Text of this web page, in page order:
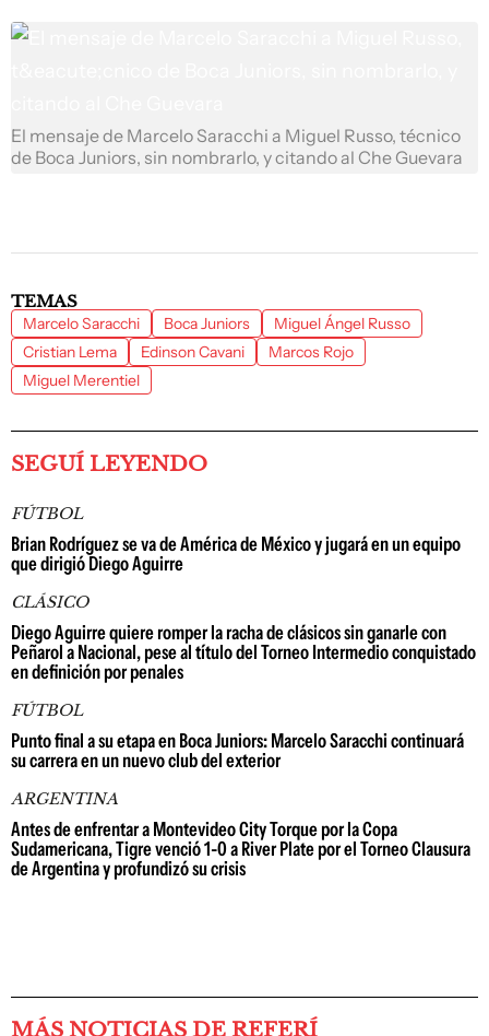
El mensaje de Marcelo Saracchi a Miguel Russo, técnico
de Boca Juniors, sin nombrarlo, y citando al Che Guevara
TEMAS
Marcelo Saracchi Boca Juniors
Miguel Ángel Russo
Cristian Lema
Edinson Cavani
Marcos Rojo
Miguel Merentiel
SEGUÍ LEYENDO
FÚTBOL
Brian Rodríguez se va de América de México y jugará en un equipo
que dirigió Diego Aguirre
CLÁSICO
Diego Aguirre quiere romper la racha de clásicos sin ganarle con
Peñarol a Nacional, pese al título del Torneo Intermedio conquistado
en definición por penales
FÚTBOL
Punto final a su etapa en Boca Juniors: Marcelo Saracchi continuará
su carrera en un nuevo club del exterior
ARGENTINA
Antes de enfrentar a Montevideo City Torque por la Copa
Sudamericana, Tigre venció 1-0 a River Plate por el Torneo Clausura
de Argentina y profundizó su crisis
MÁS NOTICIAS DE REFERÍ